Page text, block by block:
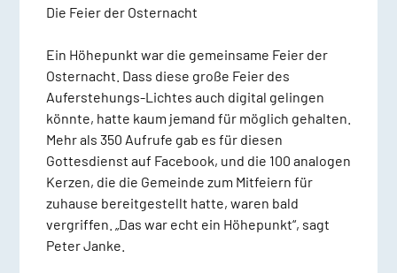
Die Feier der Osternacht
Ein Höhepunkt war die gemeinsame Feier der
Osternacht. Dass diese große Feier des
Auferstehungs-Lichtes auch digital gelingen
könnte, hatte kaum jemand für möglich gehalten.
Mehr als 350 Aufrufe gab es für diesen
Gottesdienst auf Facebook, und die 100 analogen
Kerzen, die die Gemeinde zum Mitfeiern für
zuhause bereitgestellt hatte, waren bald
vergriffen. „Das war echt ein Höhepunkt“, sagt
Peter Janke.